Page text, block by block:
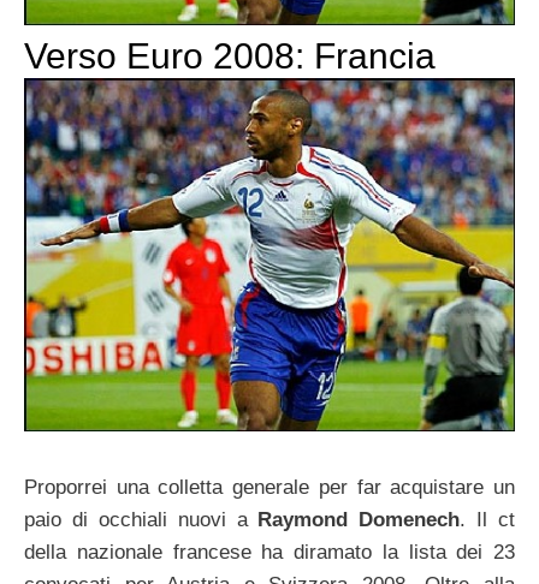
Verso Euro 2008: Francia
Proporrei una colletta generale per far acquistare un
paio di occhiali nuovi a Raymond Domenech. Il ct
della nazionale francese ha diramato la lista dei 23